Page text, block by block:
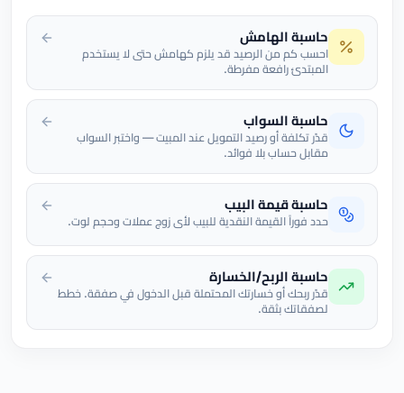
حاسبة الهامش
احسب كم من الرصيد قد يلزم كهامش حتى لا يستخدم
المبتدئ رافعة مفرطة.
حاسبة السواب
قدّر تكلفة أو رصيد التمويل عند المبيت — واختبر السواب
مقابل حساب بلا فوائد.
حاسبة قيمة البيب
حدد فوراً القيمة النقدية للبيب لأي زوج عملات وحجم لوت.
حاسبة الربح/الخسارة
قدّر ربحك أو خسارتك المحتملة قبل الدخول في صفقة. خطط
لصفقاتك بثقة.